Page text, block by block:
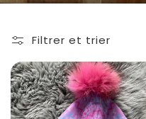
Filtrer et trier